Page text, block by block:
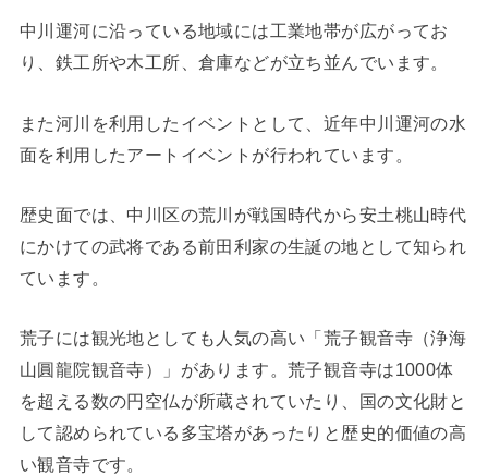
中川運河に沿っている地域には工業地帯が広がってお
り、鉄工所や木工所、倉庫などが立ち並んでいます。
また河川を利用したイベントとして、近年中川運河の水
面を利用したアートイベントが行われています。
歴史面では、中川区の荒川が戦国時代から安土桃山時代
にかけての武将である前田利家の生誕の地として知られ
ています。
荒子には観光地としても人気の高い「荒子観音寺（浄海
山圓龍院観音寺）」があります。荒子観音寺は1000体
を超える数の円空仏が所蔵されていたり、国の文化財と
して認められている多宝塔があったりと歴史的価値の高
い観音寺です。